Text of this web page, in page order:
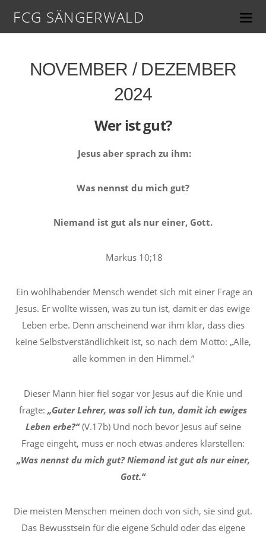
FCG SÄNGERWALD
NOVEMBER / DEZEMBER
2024
Wer ist gut?
Jesus aber sprach zu ihm:
Was nennst du mich gut?
Niemand ist gut als nur einer, Gott.
Markus 10;18
Ein wohlhabender Mensch wendet sich mit einer Frage an
Jesus. Er wollte wissen, was zu tun ist, damit er das ewige
Leben erbe. Denn anscheinend war ihm klar, dass dies
keine Selbstverständlichkeit ist, so nach dem Motto: „Alle,
alle kommen in den Himmel.“
Dieser Mann hier fiel sogar vor Jesus auf die Knie und
fragte: „Guter Lehrer, was soll ich tun, damit ich ewiges
Leben erbe?“(V.17b) Und noch bevor Jesus auf seine
Frage eingeht, muss er noch etwas anderes klarstellen:
„Was nennst du mich gut? Niemand ist gut als nur einer,
Gott.“
Die meisten Menschen meinen doch von sich, sie sind gut.
Das Bewusstsein für die eigene Schuld oder das eigene